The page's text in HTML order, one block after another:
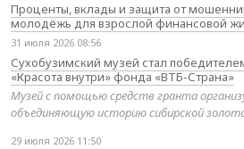
Проценты, вклады и защита от
молодёжь для взрослой финансовой
31 июля 2026 08:56
Сухобузимский музей стал
«Красота внутри» фонда «ВТБ-Страна»
Музей с помощью средств гранта
объединяющую историю сибирской
29 июля 2026 11:50